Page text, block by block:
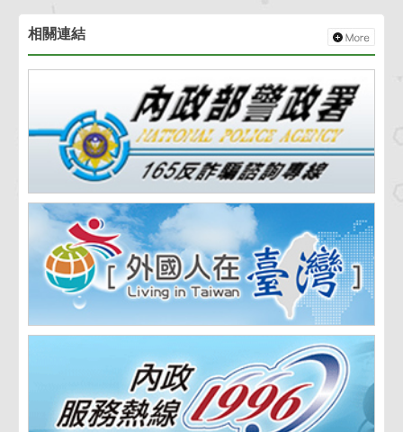
相關連結